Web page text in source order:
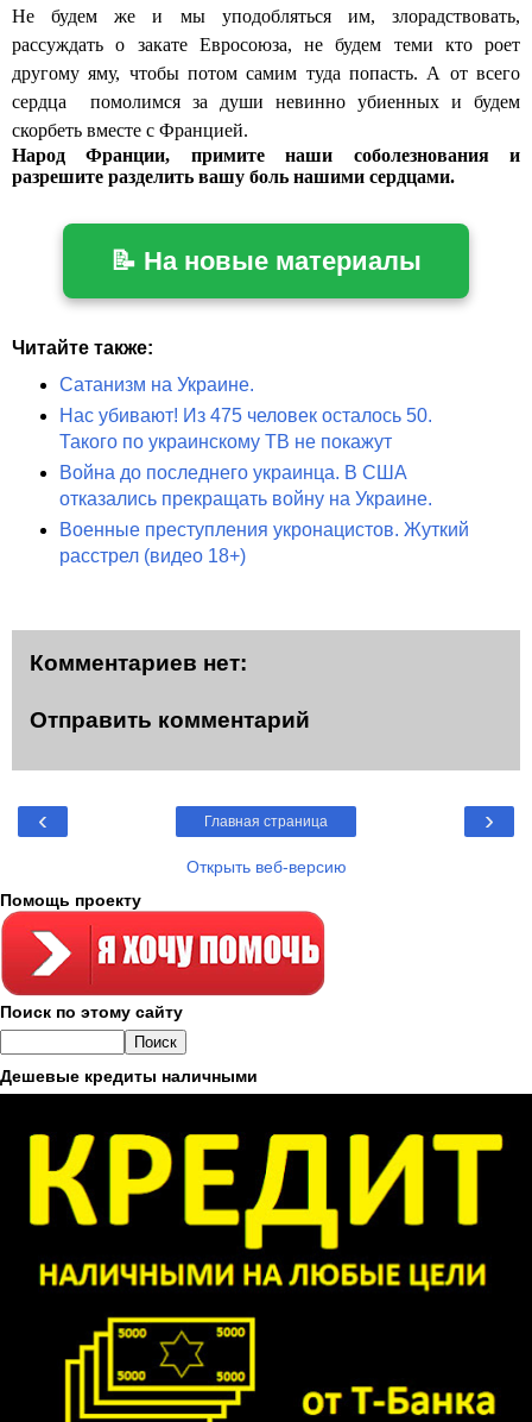
Не будем же и мы уподобляться им, злорадствовать,
рассуждать о закате Евросоюза, не будем теми кто роет
другому яму, чтобы потом самим туда попасть. А от всего
сердца помолимся за души невинно убиенных и будем
скорбеть вместе с Францией.
Народ Франции, примите наши соболезнования и
разрешите разделить вашу боль нашими сердцами.
📝 На новые материалы
Читайте также:
Сатанизм на Украине.
Нас убивают! Из 475 человек осталось 50.
Такого по украинскому ТВ не покажут
Война до последнего украинца. В США
отказались прекращать войну на Украине.
Военные преступления укронацистов. Жуткий
расстрел (видео 18+)
Комментариев нет:
Отправить комментарий
‹ ›
Главная страница
Открыть веб-версию
Помощь проекту
Поиск по этому сайту
Дешевые кредиты наличными